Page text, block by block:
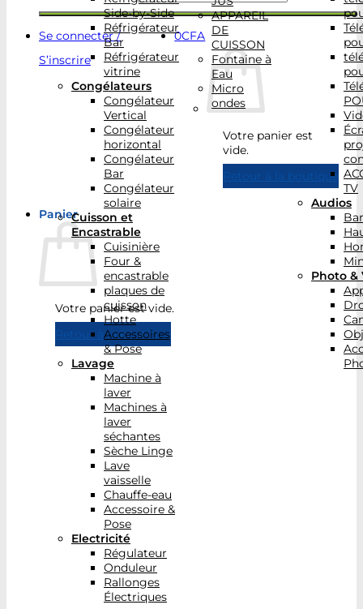
Se connecter /
S’inscrire
0CFA
Votre panier est
vide.
Retour à la boutique
Panier
Votre panier est vide.
Retour à la boutique
Side-by-Side
Réfrigérateur
Bar
Réfrigérateur
vitrine
Congélateurs
Congélateur
Vertical
Congélateur
horizontal
Congélateur
Bar
Congélateur
solaire
Cuisson et
Encastrable
Cuisinière
Four &
encastrable
plaques de
cuisson
Hotte
Accessoires
& Pose
Lavage
Machine à
laver
Machines à
laver
séchantes
Sèche Linge
Lave
vaisselle
Chauffe-eau
Accessoire &
Pose
Electricité
Régulateur
Onduleur
Rallonges
Électriques
APPAREIL
DE
CUISSON
Fontaine à
Eau
Micro
ondes
TV
Audios
Photo &